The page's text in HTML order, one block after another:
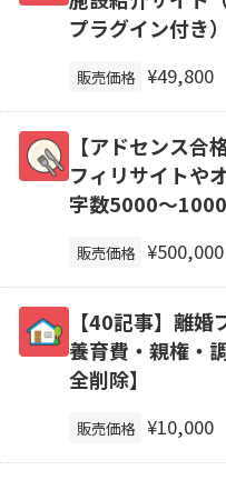
プラグイン付き）
販売価格 ¥49,800
【アドセンス
フィリサイトや
字数5000～
販売価格 ¥500,000
【40記事】離
養育費・親権・
全削除】
販売価格 ¥10,000